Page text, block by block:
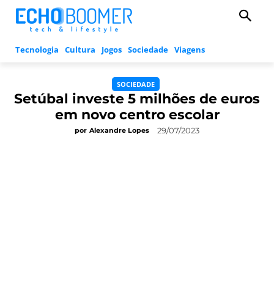
Tecnologia Cultura Jogos Sociedade Viagens
SOCIEDADE
Setúbal investe 5 milhões de euros
em novo centro escolar
por Alexandre Lopes 29/07/2023